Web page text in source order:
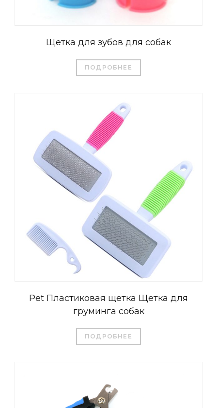
Щетка для зубов для собак
ПОДРОБНЕЕ
Pet Пластиковая щетка Щетка для
груминга собак
ПОДРОБНЕЕ